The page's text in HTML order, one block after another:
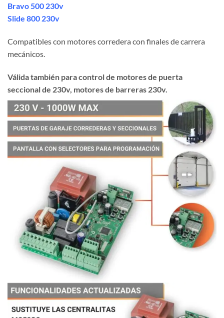
Bravo 500 230v
Slide 800 230v
Compatibles con motores corredera con finales de carrera
mecánicos.
Válida también para control de motores de puerta
seccional de 230v, motores de barreras 230v.